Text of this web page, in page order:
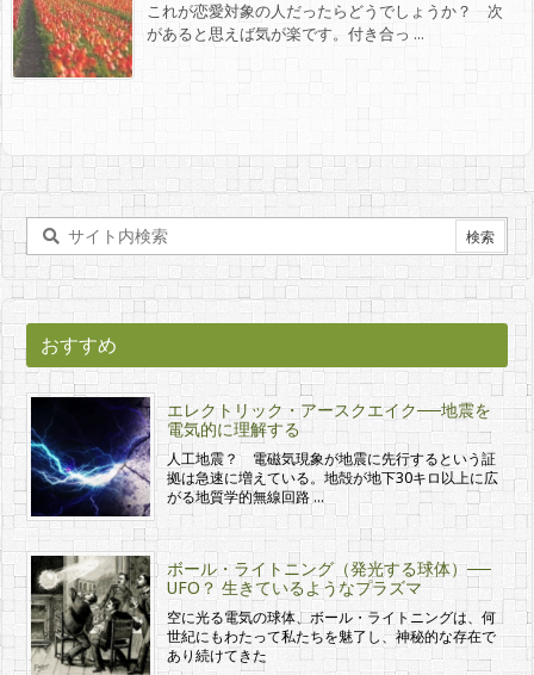
これが恋愛対象の人だったらどうでしょうか？ 次
があると思えば気が楽です。付き合っ ...
おすすめ
エレクトリック・アースクエイク──地震を
電気的に理解する
人工地震？ 電磁気現象が地震に先行するという証
拠は急速に増えている。地殻が地下30キロ以上に広
がる地質学的無線回路 …
ボール・ライトニング（発光する球体）──
UFO？ 生きているようなプラズマ
空に光る電気の球体、ボール・ライトニングは、何
世紀にもわたって私たちを魅了し、神秘的な存在で
あり続けてきた